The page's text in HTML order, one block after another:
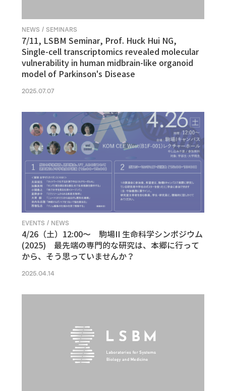
NEWS / SEMINARS
7/11, LSBM Seminar, Prof. Huck Hui NG,
Single-cell transcriptomics revealed molecular
vulnerability in human midbrain-like organoid
model of Parkinson's Disease
2025.07.07
EVENTS / NEWS
4/26（土）12:00〜 駒場II 生命科学シンポジウム
(2025) 最先端の専門的な研究は、本郷に行って
から、そう思っていませんか？
2025.04.14